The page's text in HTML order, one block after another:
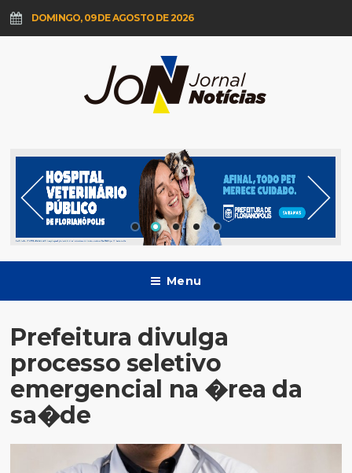
DOMINGO, 09 DE AGOSTO DE 2026
Menu
Prefeitura divulga
processo seletivo
emergencial na �rea da
sa�de